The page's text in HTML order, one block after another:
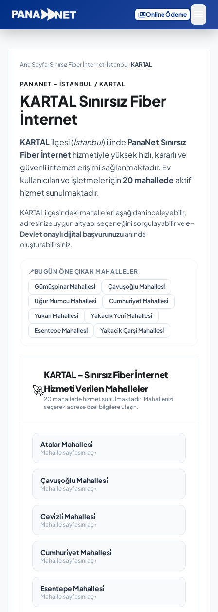
paymentsOnline Ödeme
Ana Sayfa›Sınırsız Fiber İnternet›İstanbul›KARTAL
PANANET – İSTANBUL / KARTAL
KARTALSınırsız Fiber
İnternet
KARTALilçesi (İstanbul) ilinde PanaNet Sınırsız
Fiber İnternet hizmetiyle yüksek hızlı, kararlı ve
güvenli internet erişimi sağlanmaktadır. Ev
kullanıcıları ve işletmeler için20 mahalledeaktif
hizmet sunulmaktadır.
KARTAL ilçesindeki mahalleleri aşağıdan inceleyebilir,
adresinize uygun altyapı seçeneğini sorgulayabilir vee-
Devlet onaylı dijital başvurunuzuanında
oluşturabilirsiniz.
📍 BUGÜN ÖNE ÇIKAN MAHALLELER
Gümüşpinar Mahallesi̇
Çavuşoğlu Mahallesi̇
Uğur Mumcu Mahallesi̇
Cumhuri̇yet Mahallesi̇
Yukari Mahallesi̇
Yakacik Yeni̇ Mahallesi̇
Esentepe Mahallesi̇
Yakacik Çarşi Mahallesi̇
🚀
KARTAL – Sınırsız Fiber İnternet
Hizmeti Verilen Mahalleler
20 mahallede hizmet sunulmaktadır. Mahallenizi
seçerek adrese özel bilgilere ulaşın.
Atalar Mahallesi̇
Mahalle sayfasını aç ›
Çavuşoğlu Mahallesi̇
Mahalle sayfasını aç ›
Cevi̇zli̇ Mahallesi̇
Mahalle sayfasını aç ›
Cumhuri̇yet Mahallesi̇
Mahalle sayfasını aç ›
Esentepe Mahallesi̇
Mahalle sayfasını aç ›